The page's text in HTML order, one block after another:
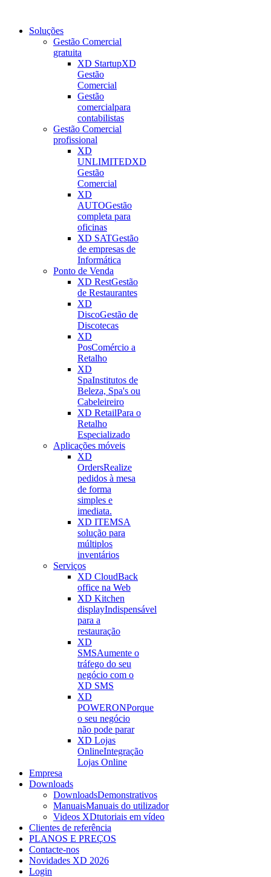
Soluções
Gestão Comercial
gratuita
XD StartupXD
Gestão
Comercial
Gestão
comercialpara
contabilistas
Gestão Comercial
profissional
XD
UNLIMITEDXD
Gestão
Comercial
XD
AUTOGestão
completa para
oficinas
XD SATGestão
de empresas de
Informática
Ponto de Venda
XD RestGestão
de Restaurantes
XD
DiscoGestão de
Discotecas
XD
PosComércio a
Retalho
XD
SpaInstitutos de
Beleza, Spa's ou
Cabeleireiro
XD RetailPara o
Retalho
Especializado
Aplicações móveis
XD
OrdersRealize
pedidos à mesa
de forma
simples e
imediata.
XD ITEMSA
solução para
múltiplos
inventários
Serviços
XD CloudBack
office na Web
XD Kitchen
displayIndispensável
para a
restauração
XD
SMSAumente o
tráfego do seu
negócio com o
XD SMS
XD
POWERONPorque
o seu negócio
não pode parar
XD Lojas
OnlineIntegração
Lojas Online
Empresa
Downloads
DownloadsDemonstrativos
ManuaisManuais do utilizador
Videos XDtutoriais em vídeo
Clientes de referência
PLANOS E PREÇOS
Contacte-nos
Novidades XD 2026
Login